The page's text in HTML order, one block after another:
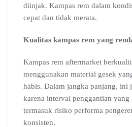
diinjak. Kampas rem dalam
cepat dan tidak merata.
Kualitas kampas rem yang
Kampas rem aftermarket
menggunakan material gesek
habis. Dalam jangka panjang, ini
karena interval penggantian
termasuk risiko performa
konsisten.